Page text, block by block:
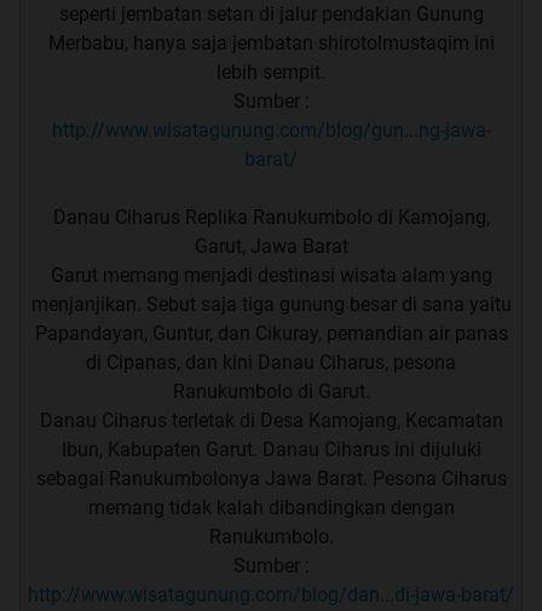
seperti jembatan setan di jalur pendakian Gunung
Merbabu, hanya saja jembatan shirotolmustaqim ini
lebih sempit.
Sumber :
http://www.wisatagunung.com/blog/gun...ng-jawa-
barat/
Danau Ciharus Replika Ranukumbolo di Kamojang,
Garut, Jawa Barat
Garut memang menjadi destinasi wisata alam yang
menjanjikan. Sebut saja tiga gunung besar di sana yaitu
Papandayan, Guntur, dan Cikuray, pemandian air panas
di Cipanas, dan kini Danau Ciharus, pesona
Ranukumbolo di Garut.
Danau Ciharus terletak di Desa Kamojang, Kecamatan
Ibun, Kabupaten Garut. Danau Ciharus ini dijuluki
sebagai Ranukumbolonya Jawa Barat. Pesona Ciharus
memang tidak kalah dibandingkan dengan
Ranukumbolo.
Sumber :
http://www.wisatagunung.com/blog/dan...di-jawa-barat/